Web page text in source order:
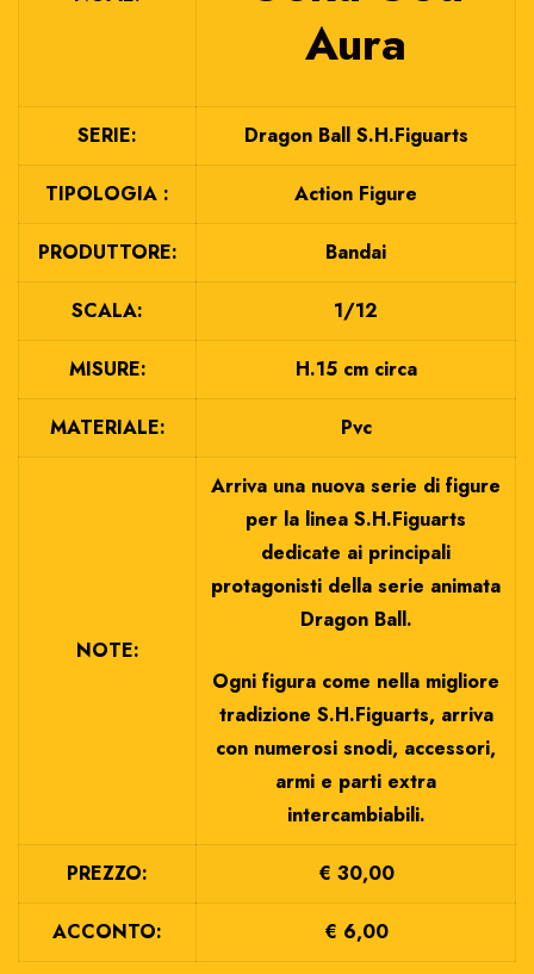
Aura
SERIE: Dragon Ball S.H.Figuarts
TIPOLOGIA : Action Figure
PRODUTTORE: Bandai
SCALA: 1/12
MISURE: H.15 cm circa
MATERIALE: Pvc
NOTE:
Arriva una nuova serie di figure
per la linea S.H.Figuarts
dedicate ai principali
protagonisti della serie animata
Dragon Ball.
Ogni figura come nella migliore
tradizione S.H.Figuarts, arriva
con numerosi snodi, accessori,
armi e parti extra
intercambiabili.
PREZZO: € 30,00
ACCONTO: € 6,00